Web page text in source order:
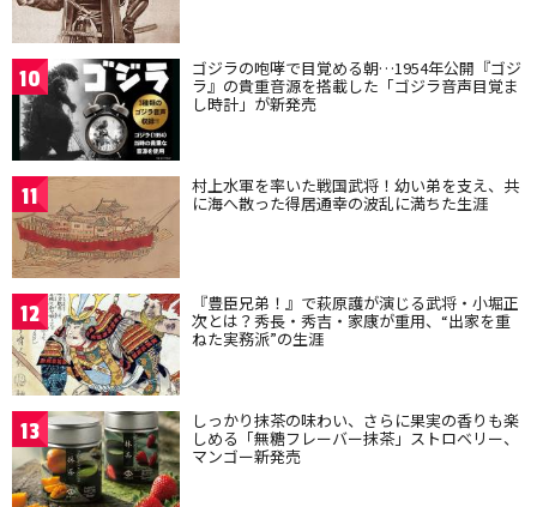
10 ゴジラの咆哮で目覚める朝…1954年公開『ゴジ
ラ』の貴重音源を搭載した「ゴジラ音声目覚ま
し時計」が新発売
11 村上水軍を率いた戦国武将！幼い弟を支え、共
に海へ散った得居通幸の波乱に満ちた生涯
12 『豊臣兄弟！』で萩原護が演じる武将・小堀正
次とは？秀長・秀吉・家康が重用、“出家を重
ねた実務派”の生涯
13 しっかり抹茶の味わい、さらに果実の香りも楽
しめる「無糖フレーバー抹茶」ストロベリー、
マンゴー新発売